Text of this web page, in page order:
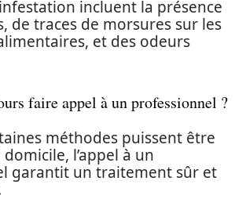
incluent la présence
de traces de morsures sur les
et des odeurs
faire appel à un professionnel ?
méthodes puissent être
l’appel à un
garantit un traitement sûr et